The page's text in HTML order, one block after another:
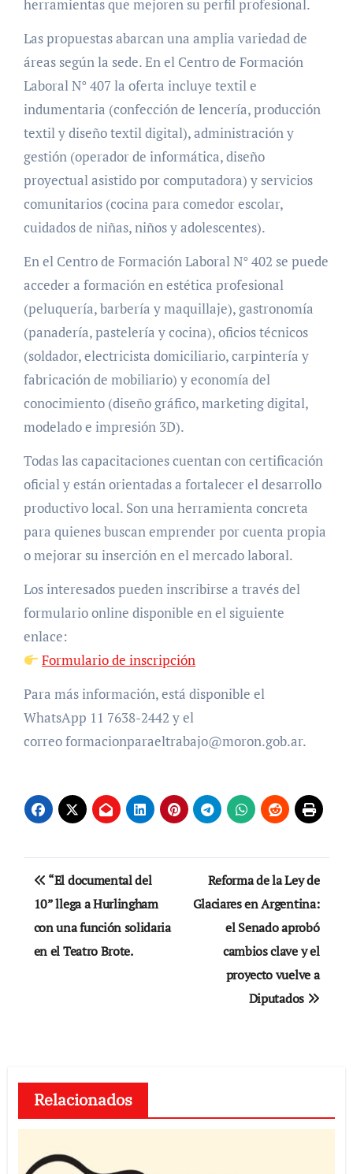
herramientas que mejoren su perfil profesional.
Las propuestas abarcan una amplia variedad de
áreas según la sede. En el Centro de Formación
Laboral N° 407 la oferta incluye textil e
indumentaria (confección de lencería, producción
textil y diseño textil digital), administración y
gestión (operador de informática, diseño
proyectual asistido por computadora) y servicios
comunitarios (cocina para comedor escolar,
cuidados de niñas, niños y adolescentes).
En el Centro de Formación Laboral N° 402 se puede
acceder a formación en estética profesional
(peluquería, barbería y maquillaje), gastronomía
(panadería, pastelería y cocina), oficios técnicos
(soldador, electricista domiciliario, carpintería y
fabricación de mobiliario) y economía del
conocimiento (diseño gráfico, marketing digital,
modelado e impresión 3D).
Todas las capacitaciones cuentan con certificación
oficial y están orientadas a fortalecer el desarrollo
productivo local. Son una herramienta concreta
para quienes buscan emprender por cuenta propia
o mejorar su inserción en el mercado laboral.
Los interesados pueden inscribirse a través del
formulario online disponible en el siguiente
enlace:
Formulario de inscripción
Para más información, está disponible el
WhatsApp 11 7638-2442 y el
correo formacionparaeltrabajo@moron.gob.ar.
Navegación
de
entradas
“El documental del
10” llega a Hurlingham
con una función solidaria
en el Teatro Brote.
Reforma de la Ley de
Glaciares en Argentina:
el Senado aprobó
cambios clave y el
proyecto vuelve a
Diputados
Relacionados